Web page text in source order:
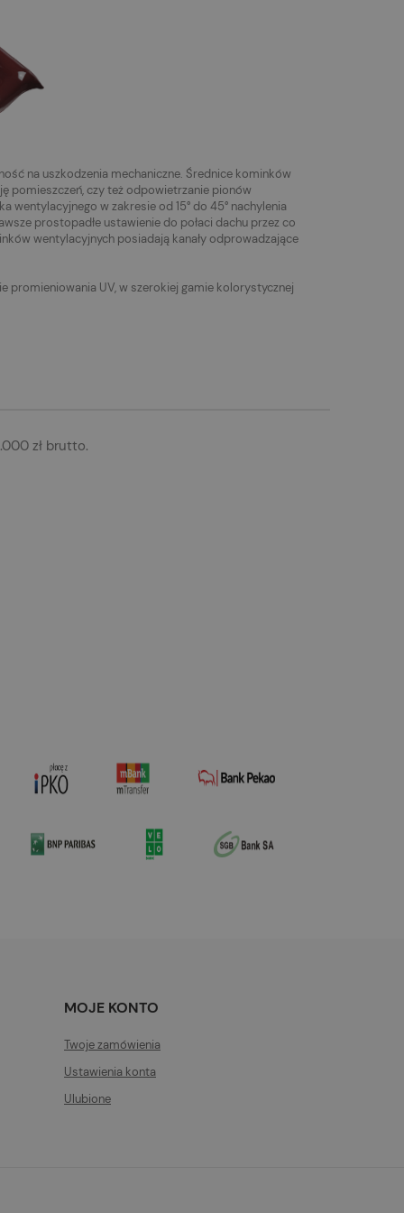
na uszkodzenia mechaniczne. Średnice kominków
pomieszczeń, czy też odpowietrzanie pionów
w zakresie od 15° do 45° nachylenia
prostopadłe ustawienie do połaci dachu przez co
wentylacyjnych posiadają kanały odprowadzające
promieniowania UV, w szerokiej gamie kolorystycznej
zł brutto.
MOJE KONTO
Twoje zamówienia
Ustawienia konta
Ulubione